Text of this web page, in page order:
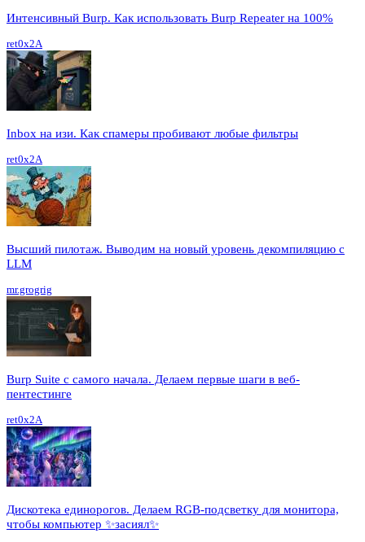
Интенсивный Burp. Как использовать Burp Repeater на 100%
ret0x2A
Inbox на изи. Как спамеры пробивают любые фильтры
ret0x2A
Высший пилотаж. Выводим на новый уровень декомпиляцию с
LLM
mr.grogrig
Burp Suite с самого начала. Делаем первые шаги в веб-
пентестинге
ret0x2A
Дискотека единорогов. Делаем RGB-подсветку для монитора,
чтобы компьютер ✨засиял✨